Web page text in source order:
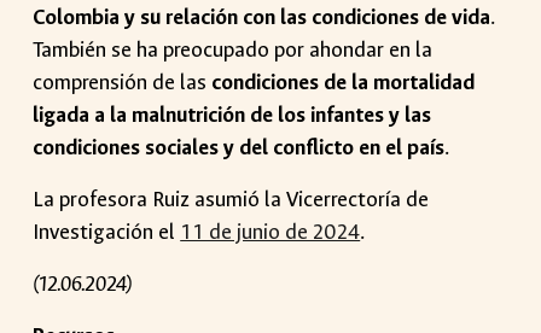
Colombia y su relación con las condiciones de vida.
También se ha preocupado por ahondar en la
comprensión de las condiciones de la mortalidad
ligada a la malnutrición de los infantes y las
condiciones sociales y del conflicto en el país.
La profesora Ruiz asumió la Vicerrectoría de
Investigación el 11 de junio de 2024.
(12.06.2024)